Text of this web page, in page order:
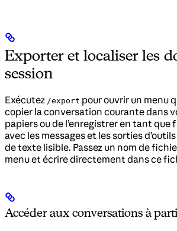
Exporter et localiser les
session
Exécutez /export pour ouvrir un menu
copier la conversation courante dans
papiers ou de l’enregistrer en tant
avec les messages et les sorties
de texte lisible. Passez un nom de
menu et écrire directement dans ce
Accéder aux conversations à